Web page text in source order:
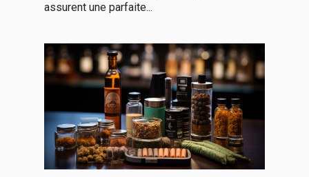
assurent une parfaite...